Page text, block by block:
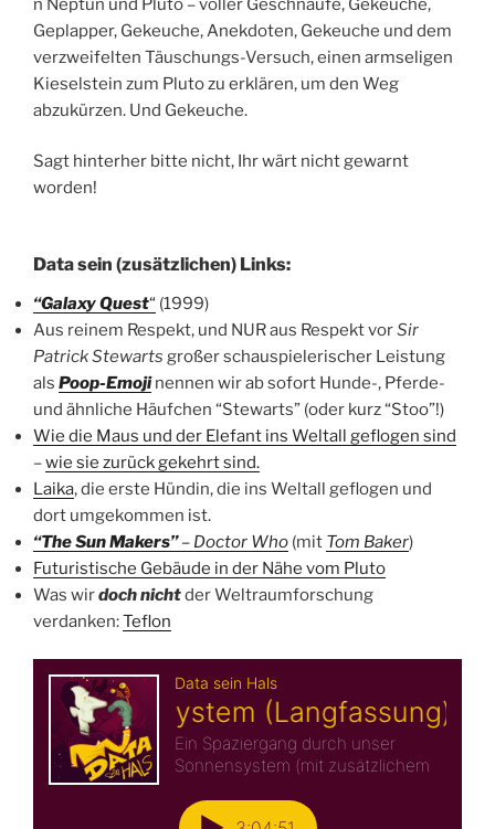
Geplapper, Gekeuche, Anekdoten, Gekeuche und dem
verzweifelten Täuschungs-Versuch, einen armseligen
Kieselstein zum Pluto zu erklären, um den Weg
abzukürzen. Und Gekeuche.
Sagt hinterher bitte nicht, Ihr wärt nicht gewarnt
worden!
Data sein (zusätzlichen) Links:
“Galaxy Quest“ (1999)
Aus reinem Respekt, und NUR aus Respekt vorSir
Patrick Stewarts großer schauspielerischer Leistung
als Poop-Emojinennen wir ab sofort Hunde-, Pferde-
und ähnliche Häufchen “Stewarts” (oder kurz “Stoo”!)
Wie die Maus und der Elefant ins Weltall geflogen sind
–wie sie zurück gekehrt sind.
Laika, die erste Hündin, die ins Weltall geflogen und
dort umgekommen ist.
“The Sun Makers”– Doctor Who (mit Tom Baker)
Futuristische Gebäude in der Nähe vom Pluto
Was wirdoch nichtder Weltraumforschung
verdanken:Teflon